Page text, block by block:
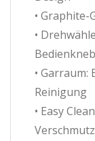
• Graphite-
•
• Garraum:
Reinigung
• Easy